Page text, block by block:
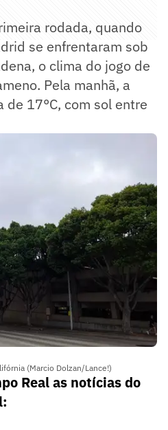
rodada, quando
se enfrentaram sob
o clima do jogo de
Pela manhã, a
17°C, com sol entre
(Marcio Dolzan/Lance!)
Real as notícias do